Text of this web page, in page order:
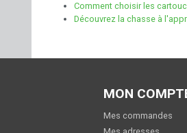
Comment choisir les
Découvrez la chasse à
MON
Mes commandes